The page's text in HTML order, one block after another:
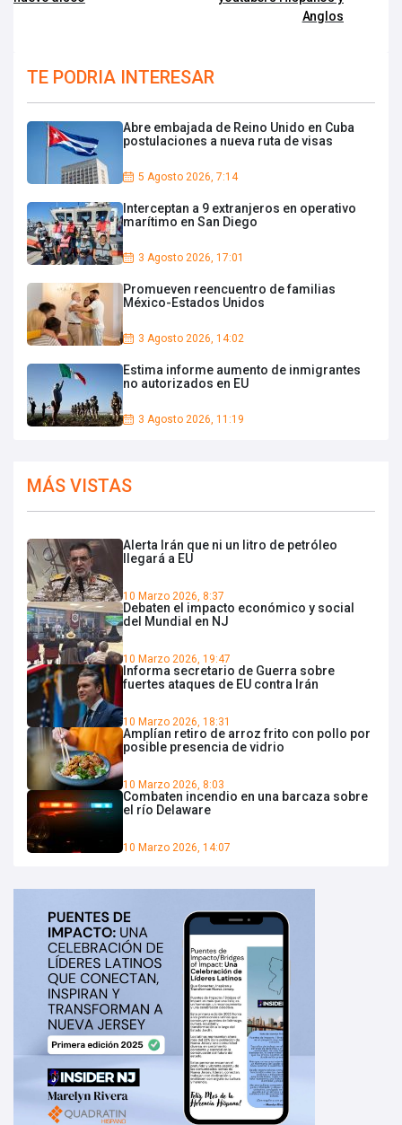
Anglos
TE PODRIA INTERESAR
Abre embajada de Reino Unido en Cuba
postulaciones a nueva ruta de visas
5 Agosto 2026, 7:14
Interceptan a 9 extranjeros en operativo
marítimo en San Diego
3 Agosto 2026, 17:01
Promueven reencuentro de familias
México-Estados Unidos
3 Agosto 2026, 14:02
Estima informe aumento de inmigrantes
no autorizados en EU
3 Agosto 2026, 11:19
MÁS VISTAS
Alerta Irán que ni un litro de petróleo
llegará a EU
10 Marzo 2026, 8:37
Debaten el impacto económico y social
del Mundial en NJ
10 Marzo 2026, 19:47
Informa secretario de Guerra sobre
fuertes ataques de EU contra Irán
10 Marzo 2026, 18:31
Amplían retiro de arroz frito con pollo por
posible presencia de vidrio
10 Marzo 2026, 8:03
Combaten incendio en una barcaza sobre
el río Delaware
10 Marzo 2026, 14:07